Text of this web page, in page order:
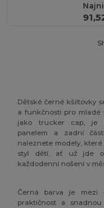
Dětské černé kšiltovky
a funkčnosti pro mladé
jako trucker cap, je
panelem a zadní
naleznete modely,
styl dětí, ať už jde o
každodenní nošení v
Černá barva je mezi
praktičnost a